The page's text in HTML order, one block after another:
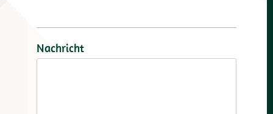
Nachricht